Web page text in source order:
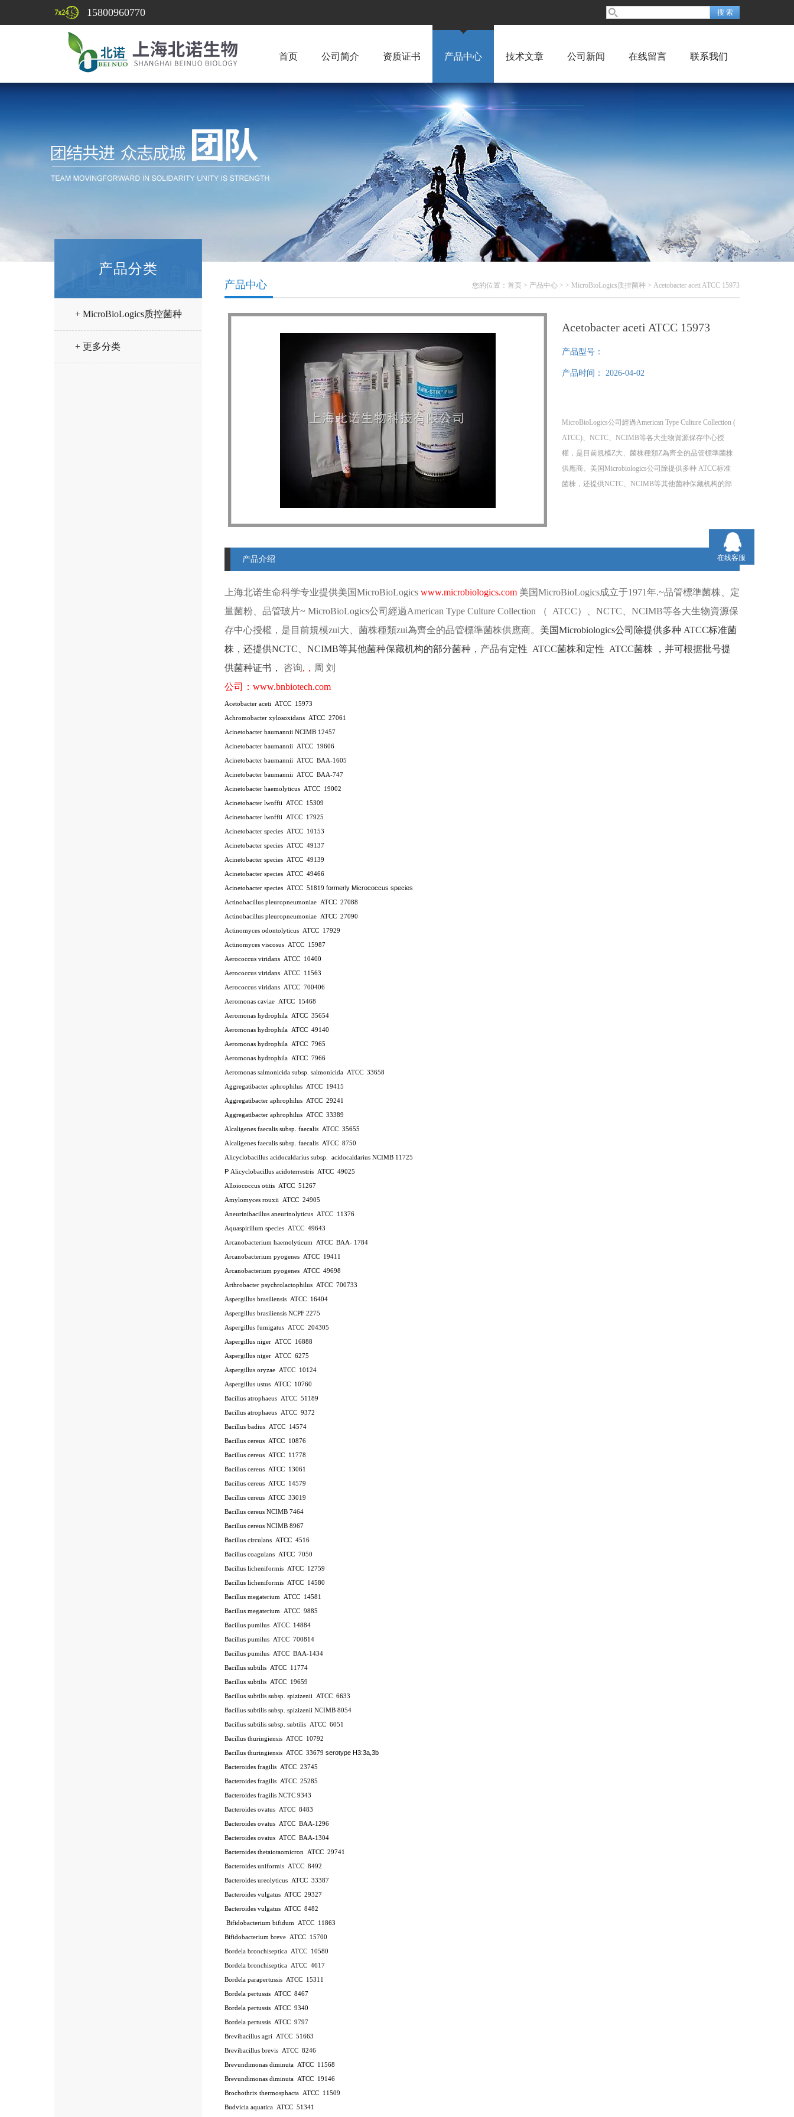
15800960770
首页 公司简介 资质证书 产品中心 技术文章 公司新闻 在线留言 联系我们
产品分类
+ MicroBioLogics质控菌种
+ 更多分类
您的位置： 首页 > 产品中心 > > MicroBioLogics质控菌种 > Acetobacter aceti ATCC 15973
产品中心
Acetobacter aceti ATCC 15973
产品型号：
产品时间： 2026-04-02
MicroBioLogics公司經過American Type Culture Collection (
ATCC)、NCTC、NCIMB等各大生物資源保存中心授
權，是目前規模Z大、菌株種類Z為齊全的品管標準菌株
供應商。美国Microbiologics公司除提供多种 ATCC标准
菌株，还提供NCTC、NCIMB等其他菌种保藏机构的部
产品介绍
上海北诺生命科学专业提供美国MicroBioLogics www.microbiologics.com 美国MicroBioLogics成立于1971年.~品管標準菌株、定
量菌粉、品管玻片~ MicroBioLogics公司經過American Type Culture Collection （ ATCC） NCTC NCIMB等各大生物資源保
存中心授權，是目前規模zui大、菌株種類zui為齊全的品管標準菌株供應商。 美国Microbiologics公司除提供多种 ATCC标准菌
株 ，还提供NCTC NCIMB等其他菌种保藏机构的部分菌种， 产品有定性 ATCC菌株和定性 ATCC菌株
，并可根据批号提
供菌种证书，
咨询, ， 周 刘
公司： www.bnbiotech.com
Acetobacter aceti ATCC 15973
Achromobacter xylosoxidans ATCC 27061
Acinetobacter baumannii NCIMB 12457
Acinetobacter baumannii ATCC 19606
Acinetobacter baumannii ATCC BAA-1605
Acinetobacter baumannii ATCC BAA-747
Acinetobacter haemolyticus ATCC 19002
Acinetobacter lwoffii ATCC 15309
Acinetobacter lwoffii ATCC 17925
Acinetobacter species ATCC 10153
Acinetobacter species ATCC 49137
Acinetobacter species ATCC 49139
Acinetobacter species ATCC 49466
Acinetobacter species ATCC 51819 formerly Micrococcus species
Actinobacillus pleuropneumoniae ATCC 27088
Actinobacillus pleuropneumoniae ATCC 27090
Actinomyces odontolyticus ATCC 17929
Actinomyces viscosus ATCC 15987
Aerococcus viridans ATCC 10400
Aerococcus viridans ATCC 11563
Aerococcus viridans ATCC 700406
Aeromonas caviae ATCC 15468
Aeromonas hydrophila ATCC 35654
Aeromonas hydrophila ATCC 49140
Aeromonas hydrophila ATCC 7965
Aeromonas hydrophila ATCC 7966
Aeromonas salmonicida subsp. salmonicida ATCC 33658
Aggregatibacter aphrophilus ATCC 19415
Aggregatibacter aphrophilus ATCC 29241
Aggregatibacter aphrophilus ATCC 33389
Alcaligenes faecalis subsp. faecalis ATCC 35655
Alcaligenes faecalis subsp. faecalis ATCC 8750
Alicyclobacillus acidocaldarius subsp. acidocaldarius NCIMB 11725
P Alicyclobacillus acidoterrestris ATCC 49025
Alloiococcus otitis ATCC 51267
Amylomyces rouxii ATCC 24905
Aneurinibacillus aneurinolyticus ATCC 11376
Aquaspirillum species ATCC 49643
Arcanobacterium haemolyticum ATCC BAA- 1784
Arcanobacterium pyogenes ATCC 19411
Arcanobacterium pyogenes ATCC 49698
Arthrobacter psychrolactophilus ATCC 700733
Aspergillus brasiliensis ATCC 16404
Aspergillus brasiliensis NCPF 2275
Aspergillus fumigatus ATCC 204305
Aspergillus niger ATCC 16888
Aspergillus niger ATCC 6275
Aspergillus oryzae ATCC 10124
Aspergillus ustus ATCC 10760
Bacillus atrophaeus ATCC 51189
Bacillus atrophaeus ATCC 9372
Bacillus badius ATCC 14574
Bacillus cereus ATCC 10876
Bacillus cereus ATCC 11778
Bacillus cereus ATCC 13061
Bacillus cereus ATCC 14579
Bacillus cereus ATCC 33019
Bacillus cereus NCIMB 7464
Bacillus cereus NCIMB 8967
Bacillus circulans ATCC 4516
Bacillus coagulans ATCC 7050
Bacillus licheniformis ATCC 12759
Bacillus licheniformis ATCC 14580
Bacillus megaterium ATCC 14581
Bacillus megaterium ATCC 9885
Bacillus pumilus ATCC 14884
Bacillus pumilus ATCC 700814
Bacillus pumilus ATCC BAA-1434
Bacillus subtilis ATCC 11774
Bacillus subtilis ATCC 19659
Bacillus subtilis subsp. spizizenii ATCC 6633
Bacillus subtilis subsp. spizizenii NCIMB 8054
Bacillus subtilis subsp. subtilis ATCC 6051
Bacillus thuringiensis ATCC 10792
Bacillus thuringiensis ATCC 33679 serotype H3:3a,3b
Bacteroides fragilis ATCC 23745
Bacteroides fragilis ATCC 25285
Bacteroides fragilis NCTC 9343
Bacteroides ovatus ATCC 8483
Bacteroides ovatus ATCC BAA-1296
Bacteroides ovatus ATCC BAA-1304
Bacteroides thetaiotaomicron ATCC 29741
Bacteroides uniformis ATCC 8492
Bacteroides ureolyticus ATCC 33387
Bacteroides vulgatus ATCC 29327
Bacteroides vulgatus ATCC 8482
Bifidobacterium bifidum ATCC 11863
Bifidobacterium breve ATCC 15700
Bordela bronchiseptica ATCC 10580
Bordela bronchiseptica ATCC 4617
Bordela parapertussis ATCC 15311
Bordela pertussis ATCC 8467
Bordela pertussis ATCC 9340
Bordela pertussis ATCC 9797
Brevibacillus agri ATCC 51663
Brevibacillus brevis ATCC 8246
Brevundimonas diminuta ATCC 11568
Brevundimonas diminuta ATCC 19146
Brochothrix thermosphacta ATCC 11509
Budvicia aquatica ATCC 51341
在线客服